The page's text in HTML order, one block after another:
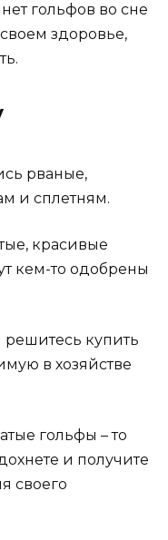
гольфов во сне
здоровье,
рваные,
и сплетням.
красивые
кем-то одобрены
решитесь купить
в хозяйстве
гольфы – то
и получите
своего